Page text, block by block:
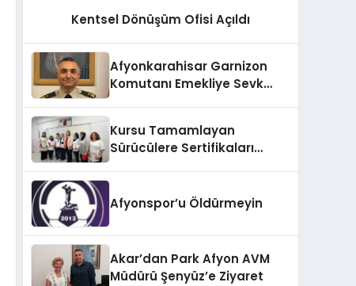
Kentsel Dönüşüm Ofisi Açıldı
Afyonkarahisar Garnizon
Komutanı Emekliye Sevk
Kursu Tamamlayan
Sürücülere Sertifikaları
Afyonspor’u Öldürmeyin
Akar’dan Park Afyon AVM
Müdürü Şenyüz’e Ziyaret